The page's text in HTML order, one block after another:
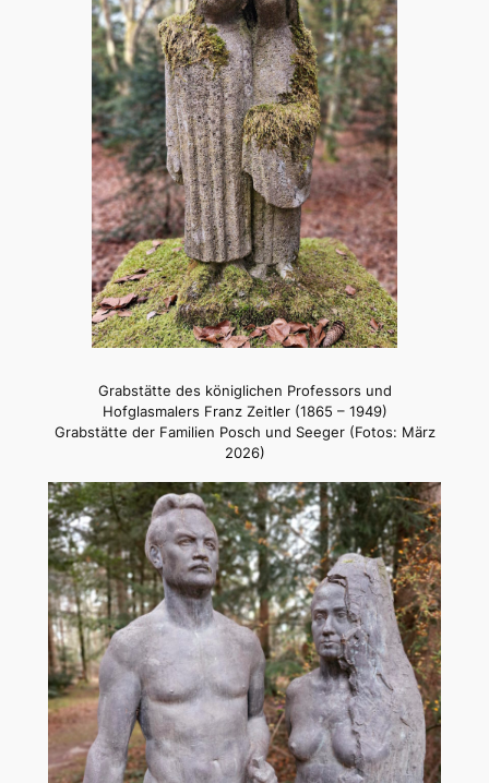
Grabstätte des königlichen Professors und
Hofglasmalers Franz Zeitler (1865 – 1949)
Grabstätte der Familien Posch und Seeger (Fotos: März
2026)